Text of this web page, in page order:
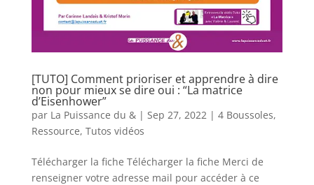
[TUTO] Comment prioriser et apprendre à dire
non pour mieux se dire oui : “La matrice
d’Eisenhower”
par La Puissance du &| Sep 27, 2022 | 4 Boussoles,
Ressource, Tutos vidéos
Télécharger la fiche Télécharger la fiche Merci de
renseigner votre adresse mail pour accéder à ce